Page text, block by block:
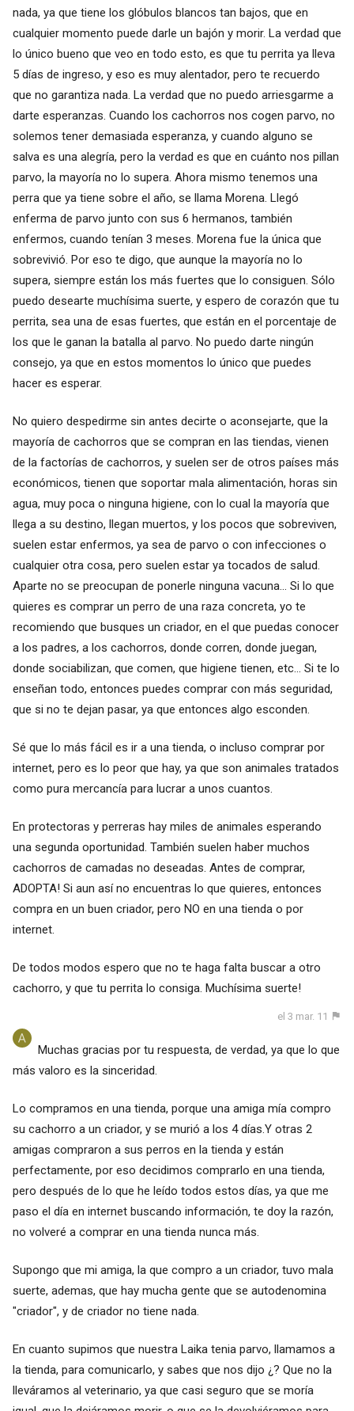
nada, ya que tiene los glóbulos blancos tan bajos, que en
cualquier momento puede darle un bajón y morir. La verdad que
lo único bueno que veo en todo esto, es que tu perrita ya lleva
5 días de ingreso, y eso es muy alentador, pero te recuerdo
que no garantiza nada. La verdad que no puedo arriesgarme a
darte esperanzas. Cuando los cachorros nos cogen parvo, no
solemos tener demasiada esperanza, y cuando alguno se
salva es una alegría, pero la verdad es que en cuánto nos pillan
parvo, la mayoría no lo supera. Ahora mismo tenemos una
perra que ya tiene sobre el año, se llama Morena. Llegó
enferma de parvo junto con sus 6 hermanos, también
enfermos, cuando tenían 3 meses. Morena fue la única que
sobrevivió. Por eso te digo, que aunque la mayoría no lo
supera, siempre están los más fuertes que lo consiguen. Sólo
puedo desearte muchísima suerte, y espero de corazón que tu
perrita, sea una de esas fuertes, que están en el porcentaje de
los que le ganan la batalla al parvo. No puedo darte ningún
consejo, ya que en estos momentos lo único que puedes
hacer es esperar.
No quiero despedirme sin antes decirte o aconsejarte, que la
mayoría de cachorros que se compran en las tiendas, vienen
de la factorías de cachorros, y suelen ser de otros países más
económicos, tienen que soportar mala alimentación, horas sin
agua, muy poca o ninguna higiene, con lo cual la mayoría que
llega a su destino, llegan muertos, y los pocos que sobreviven,
suelen estar enfermos, ya sea de parvo o con infecciones o
cualquier otra cosa, pero suelen estar ya tocados de salud.
Aparte no se preocupan de ponerle ninguna vacuna... Si lo que
quieres es comprar un perro de una raza concreta, yo te
recomiendo que busques un criador, en el que puedas conocer
a los padres, a los cachorros, donde corren, donde juegan,
donde sociabilizan, que comen, que higiene tienen, etc... Si te lo
enseñan todo, entonces puedes comprar con más seguridad,
que si no te dejan pasar, ya que entonces algo esconden.
Sé que lo más fácil es ir a una tienda, o incluso comprar por
internet, pero es lo peor que hay, ya que son animales tratados
como pura mercancía para lucrar a unos cuantos.
En protectoras y perreras hay miles de animales esperando
una segunda oportunidad. También suelen haber muchos
cachorros de camadas no deseadas. Antes de comprar,
ADOPTA! Si aun así no encuentras lo que quieres, entonces
compra en un buen criador, pero NO en una tienda o por
internet.
De todos modos espero que no te haga falta buscar a otro
cachorro, y que tu perrita lo consiga. Muchísima suerte!
el 3 mar. 11
Muchas gracias por tu respuesta, de verdad, ya que lo que
más valoro es la sinceridad.
Lo compramos en una tienda, porque una amiga mía compro
su cachorro a un criador, y se murió a los 4 días.Y otras 2
amigas compraron a sus perros en la tienda y están
perfectamente, por eso decidimos comprarlo en una tienda,
pero después de lo que he leído todos estos días, ya que me
paso el día en internet buscando información, te doy la razón,
no volveré a comprar en una tienda nunca más.
Supongo que mi amiga, la que compro a un criador, tuvo mala
suerte, ademas, que hay mucha gente que se autodenomina
"criador", y de criador no tiene nada.
En cuanto supimos que nuestra Laika tenia parvo, llamamos a
la tienda, para comunicarlo, y sabes que nos dijo ¿? Que no la
lleváramos al veterinario, ya que casi seguro que se moría